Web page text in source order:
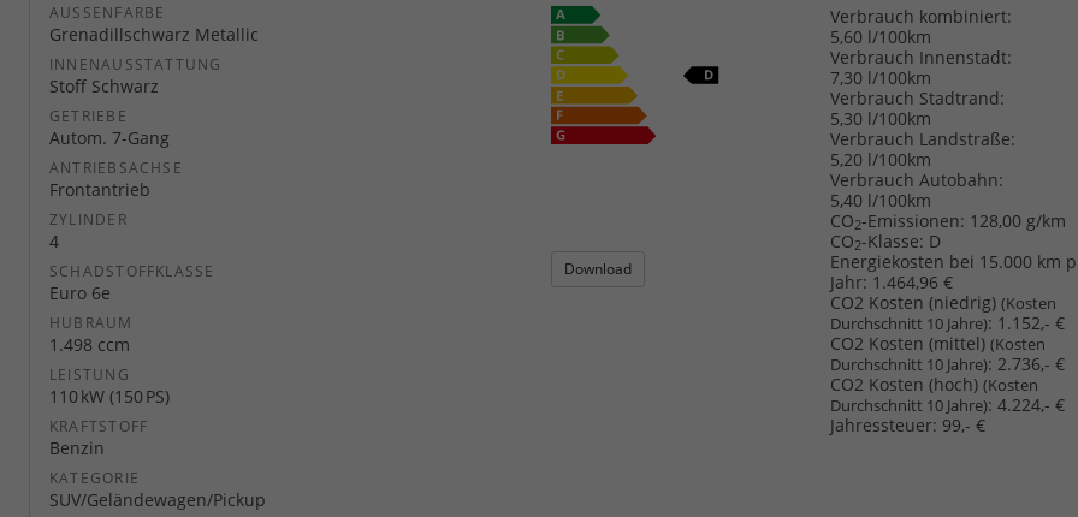
AUSSENFARBE
Grenadillschwarz Metallic
INNENAUSSTATTUNG
Stoff Schwarz
GETRIEBE
Autom. 7-Gang
ANTRIEBSACHSE
Frontantrieb
ZYLINDER
4
SCHADSTOFFKLASSE
Euro 6e
HUBRAUM
1.498 ccm
LEISTUNG
110 kW (150 PS)
KRAFTSTOFF
Benzin
KATEGORIE
SUV/Geländewagen/Pickup
Verbrauch kombiniert:
5,60 l/100km
Verbrauch Innenstadt:
7,30 l/100km
Verbrauch Stadtrand:
5,30 l/100km
Verbrauch Landstraße:
5,20 l/100km
Verbrauch Autobahn:
5,40 l/100km
CO2-Emissionen: 128,00 g/km
CO2-Klasse: D
Download
Energiekosten bei 15.000 km
Jahr: 1.464,96 €
CO2 Kosten (niedrig) (Kosten
Durchschnitt 10 Jahre): 1.152,- €
CO2 Kosten (mittel) (Kosten
Durchschnitt 10 Jahre): 2.736,- €
CO2 Kosten (hoch) (Kosten
Durchschnitt 10 Jahre): 4.224,- €
Jahressteuer: 99,- €